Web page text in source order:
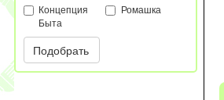
Концепция
Быта
Ромашка
Подобрать